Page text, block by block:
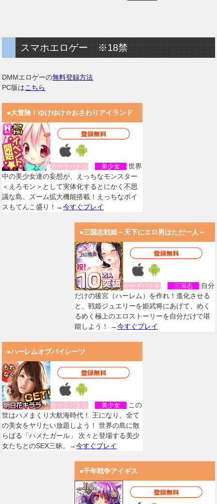
スマホエロゲー ※18禁
DMMエロゲーの無料登録方法
PC版はこちら
●大冒険！ゆけゆけ☆おさわりアイランド
カードバトル 美少女
世界
中の美少女達の妄想が、えっちなモンスター
＜えろモン＞として実体化するとにかく不思
議な島。ズーム拡大機能搭載！えっちなボイ
スもてんこ盛り！→今すぐプレイ
●三国志戦姫～天下にエロ男はただ一人～
カードバトル 三国志
自分
だけの後宮（ハーレム）を作れ！進化させる
と、戦姫ジュエリーを姫武将にあげて、めく
るめく極上のエロストーリーを自分だけで堪
能しよう！ →今すぐプレイ
●ハーレムオブパイレーツ
カードバトル 美少女
この
世はハメまくり大航海時代！ 王になり、全て
の美女をヤリたい放題しよう！ 世界の島に散
らばる「ハメたガール」 次々と登場する美少
女たちとのSEX三昧。→今すぐプレイ
●千年戦争アイギス